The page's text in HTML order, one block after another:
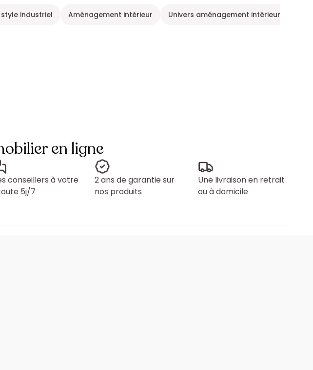
industriel Aménagement intérieur Univers aménagement intérieur
en ligne
conseillers à votre
5j/7
2 ans de garantie sur
nos produits
Une livraison en retrait
ou à domicile